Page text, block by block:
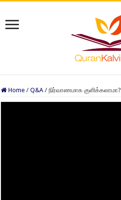
Home / Q&A / நிர்வாணமாக குளிக்கலாமா?